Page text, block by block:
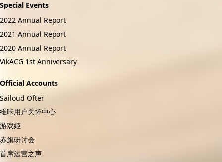
Special Events
2022 Annual Report
2021 Annual Report
2020 Annual Report
VikACG 1st Anniversary
Official Accounts
Sailoud Ofter
维咔用户关怀中心
游戏姬
赤旗研讨会
首席运营之声